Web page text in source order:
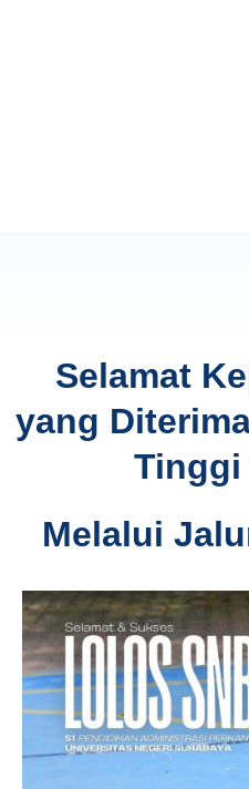
Selamat
yang
Tinggi
Melalui